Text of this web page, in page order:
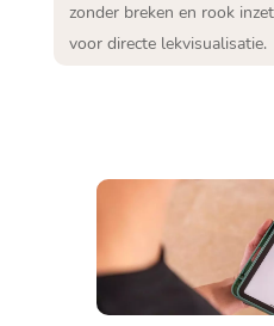
zonder breken en rook
voor directe lekvisualisatie.​